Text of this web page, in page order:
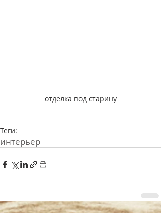
отделка под старину
Теги:
интерьер